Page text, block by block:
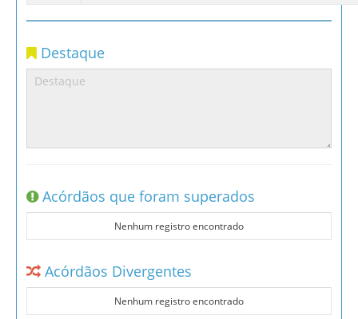
Destaque
Acórdãos que foram superados
Nenhum registro encontrado
Acórdãos Divergentes
Nenhum registro encontrado